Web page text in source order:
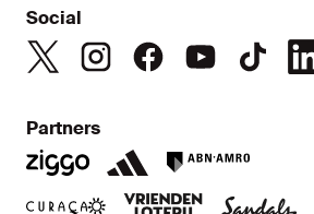
Social
Partners